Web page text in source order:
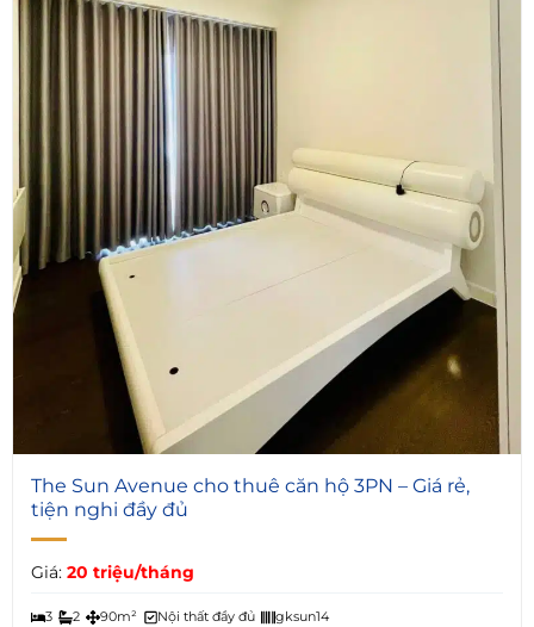
5
The Sun Avenue cho thuê căn hộ 3PN – Giá rẻ,
tiện nghi đầy đủ
Giá: 20 triệu/tháng
3 2 90m² Nội thất đầy đủ gksun14